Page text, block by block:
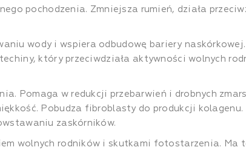
pochodzenia. Zmniejsza rumień, działa
wody i wspiera odbudowę bariery
który przeciwdziała aktywności wolnych
Pomaga w redukcji przebarwień i drobnych
Pobudza fibroblasty do produkcji kolagenu.
zaskórników.
wolnych rodników i skutkami fotostarzenia. Ma